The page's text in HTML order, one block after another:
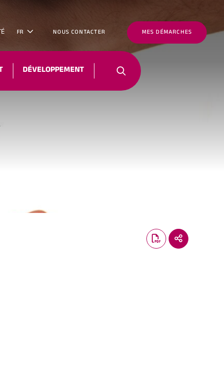
FR NOUS CONTACTER MES DÉMARCHES
DÉVELOPPEMENT